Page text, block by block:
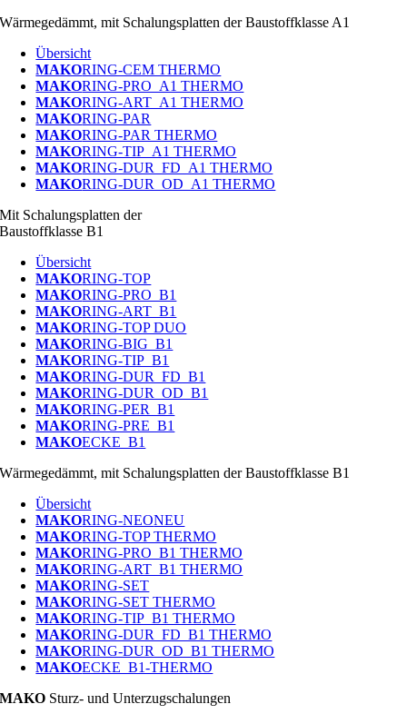
Wärmegedämmt, mit Schalungsplatten der Baustoffklasse A1
Übersicht
MAKORING-CEM THERMO
MAKORING-PRO_A1 THERMO
MAKORING-ART_A1 THERMO
MAKORING-PAR
MAKORING-PAR THERMO
MAKORING-TIP_A1 THERMO
MAKORING-DUR_FD_A1 THERMO
MAKORING-DUR_OD_A1 THERMO
Mit Schalungsplatten der
Baustoffklasse B1
Übersicht
MAKORING-TOP
MAKORING-PRO_B1
MAKORING-ART_B1
MAKORING-TOP DUO
MAKORING-BIG_B1
MAKORING-TIP_B1
MAKORING-DUR_FD_B1
MAKORING-DUR_OD_B1
MAKORING-PER_B1
MAKORING-PRE_B1
MAKOECKE_B1
Wärmegedämmt, mit Schalungsplatten der Baustoffklasse B1
Übersicht
MAKORING-NEONEU
MAKORING-TOP THERMO
MAKORING-PRO_B1 THERMO
MAKORING-ART_B1 THERMO
MAKORING-SET
MAKORING-SET THERMO
MAKORING-TIP_B1 THERMO
MAKORING-DUR_FD_B1 THERMO
MAKORING-DUR_OD_B1 THERMO
MAKOECKE_B1-THERMO
MAKO Sturz- und Unterzugschalungen